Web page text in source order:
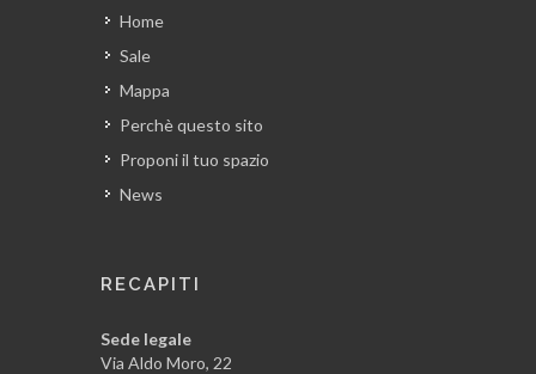
Home
Sale
Mappa
Perchè questo sito
Proponi il tuo spazio
News
RECAPITI
Sede legale
Via Aldo Moro, 22